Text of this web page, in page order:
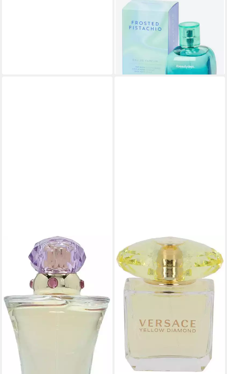
SPECTRUM
Bold EDP 100 ml Woman
14,95 €
lieferbar - in 4-5 Werktagen bei dir